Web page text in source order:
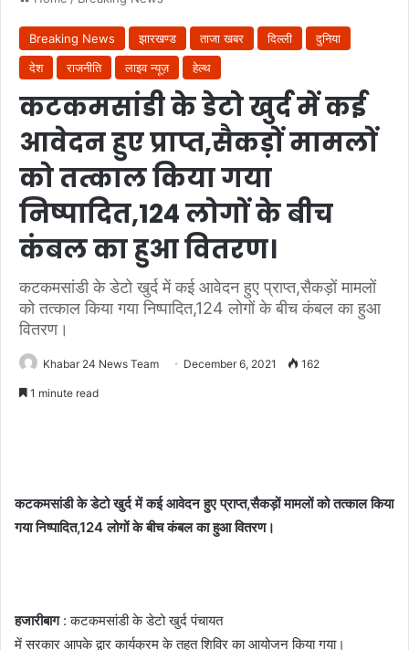
Breaking News झारखण्ड ताजा खबर दिल्ली
दुनिया
देश
राजनीति लाइव न्यूज़ हेल्थ
कटकमसांडी के डेटो खुर्द में कई
आवेदन हुए प्राप्त,सैकड़ों मामलों
को तत्काल किया गया
निष्पादित,124 लोगों के बीच
कंबल का हुआ वितरण।
कटकमसांडी के डेटो खुर्द में कई आवेदन हुए प्राप्त,सैकड़ों मामलों
को तत्काल किया गया निष्पादित,124 लोगों के बीच कंबल का हुआ
वितरण।
Khabar 24 News Team December 6, 2021 162
1 minute read
कटकमसांडी के डेटो खुर्द में कई आवेदन हुए प्राप्त,सैकड़ों मामलों को तत्काल किया
गया निष्पादित,124 लोगों के बीच कंबल का हुआ वितरण।
हजारीबाग: कटकमसांडी के डेटो खुर्द पंचायत
में सरकार आपके द्वार कार्यक्रम के तहत शिविर का आयोजन किया गया।